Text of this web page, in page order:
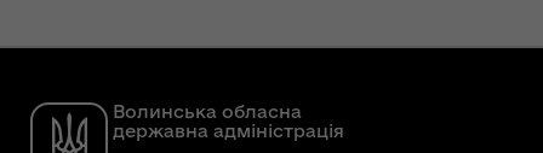
Волинська обласна
державна адміністрація